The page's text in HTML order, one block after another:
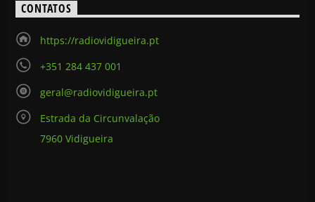
CONTATOS
https://radiovidigueira.pt
+351 284 437 001
geral@radiovidigueira.pt
Estrada da Circunvalação
7960 Vidigueira